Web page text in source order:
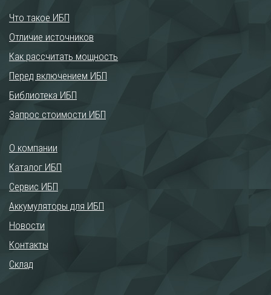
Что такое ИБП
Отличие источников
Как рассчитать мощность
Перед включением ИБП
Библиотека ИБП
Запрос стоимости ИБП
О компании
Каталог ИБП
Сервис ИБП
Аккумуляторы для ИБП
Новости
Контакты
Склад